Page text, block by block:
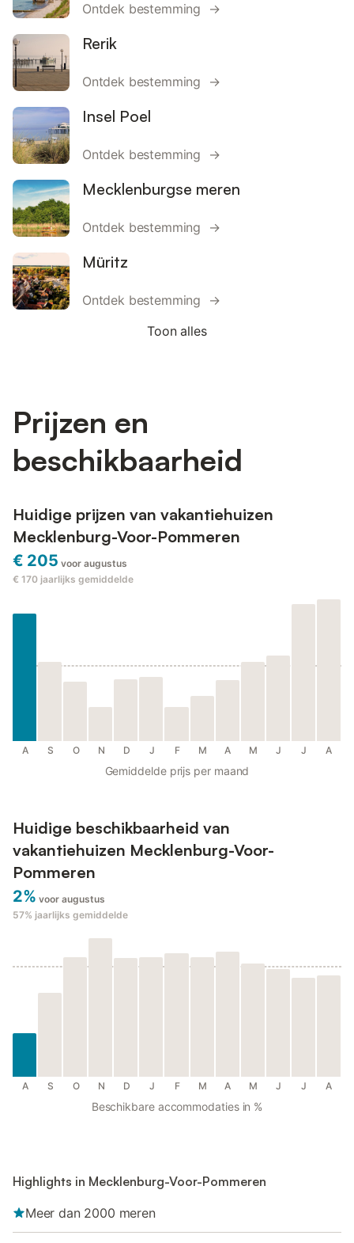
Ontdek bestemming →
Rerik
Ontdek bestemming →
Insel Poel
Ontdek bestemming →
Mecklenburgse meren
Ontdek bestemming →
Müritz
Ontdek bestemming →
Toon alles
Prijzen en
beschikbaarheid
Huidige prijzen van vakantiehuizen
Mecklenburg-Voor-Pommeren
€ 205 voor augustus
€ 170 jaarlijks gemiddelde
A S O N D J F M A M J J A
Gemiddelde prijs per maand
Huidige beschikbaarheid van
vakantiehuizen Mecklenburg-Voor-
Pommeren
2% voor augustus
57% jaarlijks gemiddelde
A S O N D J F M A M J J A
Beschikbare accommodaties in %
Highlights in Mecklenburg-Voor-Pommeren
Meer dan 2000 meren